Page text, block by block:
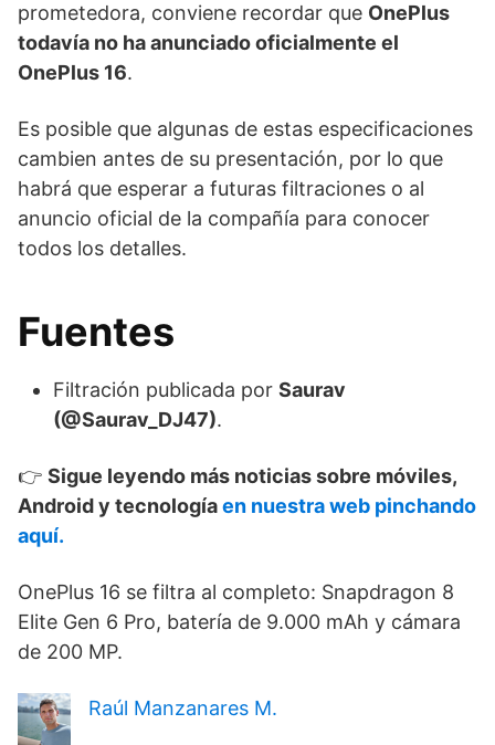
prometedora, conviene recordar que OnePlus
todavía no ha anunciado oficialmente el
OnePlus 16.
Es posible que algunas de estas especificaciones
cambien antes de su presentación, por lo que
habrá que esperar a futuras filtraciones o al
anuncio oficial de la compañía para conocer
todos los detalles.
Fuentes
Filtración publicada por Saurav
(@Saurav_DJ47).
👉 Sigue leyendo más noticias sobre móviles,
Android y tecnologíaen nuestra web pinchando
aquí.
OnePlus 16 se filtra al completo: Snapdragon 8
Elite Gen 6 Pro, batería de 9.000 mAh y cámara
de 200 MP.
Raúl Manzanares M.